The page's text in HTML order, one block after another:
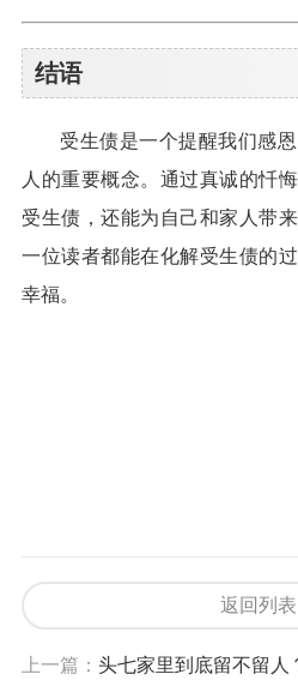
结语
受生债是一个提醒我们感
人的重要概念。通过真诚的忏
受生债，还能为自己和家人带
一位读者都能在化解受生债的
幸福。
返回列表
上一篇： 头七家里到底留不留人？头